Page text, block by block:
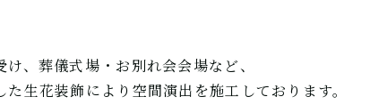
、葬儀式場・お別れ会会場など、
生花装飾により空間演出を施工しております。